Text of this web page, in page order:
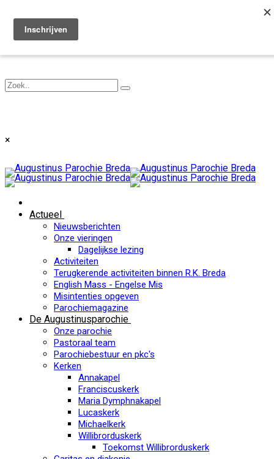
Toggle navigation
×
Actueel
Nieuwsberichten
Onze vieringen
Dagelijkse lezing
Activiteiten
Terugkerende activiteiten binnen R.K. Breda
English Mass - Engelse Mis
Misintenties opgeven
Parochiemagazine
De Augustinusparochie
Onze parochie
Pastoraal team
Parochiebestuur en pkc's
Kerken
Annakapel
Franciscuskerk
Maria Dymphnakapel
Lucaskerk
Michaelkerk
Willibrorduskerk
Toekomst Willibrorduskerk